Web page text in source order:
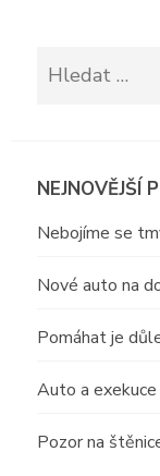
Vyhledávání
NEJNOVĚJŠÍ
Nebojíme se
Nové auto na
Pomáhat je
Auto a exekuce
Pozor na